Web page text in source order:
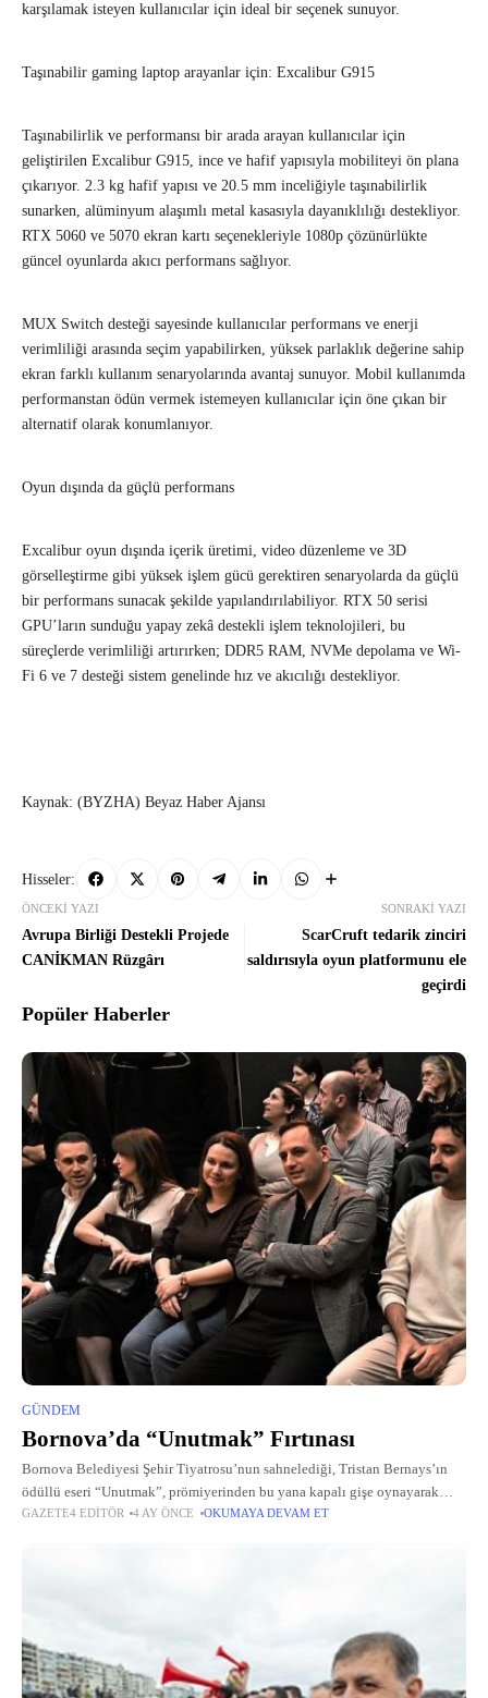
karşılamak isteyen kullanıcılar için ideal bir seçenek sunuyor.
Taşınabilir gaming laptop arayanlar için: Excalibur G915
Taşınabilirlik ve performansı bir arada arayan kullanıcılar için
geliştirilen Excalibur G915, ince ve hafif yapısıyla mobiliteyi ön plana
çıkarıyor. 2.3 kg hafif yapısı ve 20.5 mm inceliğiyle taşınabilirlik
sunarken, alüminyum alaşımlı metal kasasıyla dayanıklılığı destekliyor.
RTX 5060 ve 5070 ekran kartı seçenekleriyle 1080p çözünürlükte
güncel oyunlarda akıcı performans sağlıyor.
MUX Switch desteği sayesinde kullanıcılar performans ve enerji
verimliliği arasında seçim yapabilirken, yüksek parlaklık değerine sahip
ekran farklı kullanım senaryolarında avantaj sunuyor. Mobil kullanımda
performanstan ödün vermek istemeyen kullanıcılar için öne çıkan bir
alternatif olarak konumlanıyor.
Oyun dışında da güçlü performans
Excalibur oyun dışında içerik üretimi, video düzenleme ve 3D
görselleştirme gibi yüksek işlem gücü gerektiren senaryolarda da güçlü
bir performans sunacak şekilde yapılandırılabiliyor. RTX 50 serisi
GPU’ların sunduğu yapay zekâ destekli işlem teknolojileri, bu
süreçlerde verimliliği artırırken; DDR5 RAM, NVMe depolama ve Wi-
Fi 6 ve 7 desteği sistem genelinde hız ve akıcılığı destekliyor.
Kaynak: (BYZHA) Beyaz Haber Ajansı
Hisseler:
ÖNCEKI YAZI
Avrupa Birliği Destekli Projede
CANİKMAN Rüzgârı
SONRAKI YAZI
ScarCruft tedarik zinciri
saldırısıyla oyun platformunu ele
geçirdi
Popüler Haberler
GÜNDEM
Bornova’da “Unutmak” Fırtınası
Bornova Belediyesi Şehir Tiyatrosu’nun sahnelediği, Tristan Bernays’ın
ödüllü eseri “Unutmak”, prömiyerinden bu yana kapalı gişe oynayarak
tiyatroseverlerden büyük ilgi görüyor.
GAZETE4 EDITÖR 4 AY ÖNCE OKUMAYA DEVAM ET